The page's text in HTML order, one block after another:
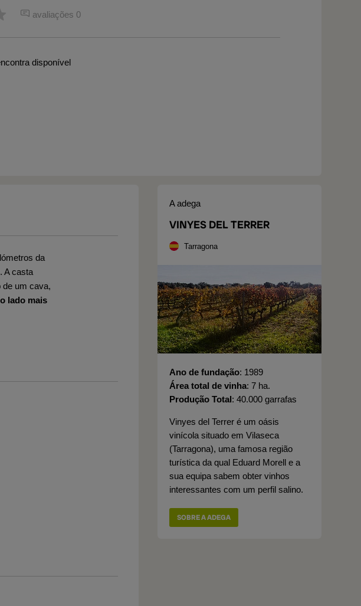
avaliações 0
disponível
da
. A casta
de um cava,
o lado mais
A adega
VINYES DEL TERRER
Tarragona
Ano de fundação 1989
Área total de vinha 7 ha.
Produção Total 40.000 garrafas
Vinyes del Terrer é um oásis
vinícola situado em Vilaseca
(Tarragona), uma famosa região
turística da qual Eduard Morell e a
sua equipa sabem obter vinhos
interessantes com um perfil salino.
SOBRE A ADEGA